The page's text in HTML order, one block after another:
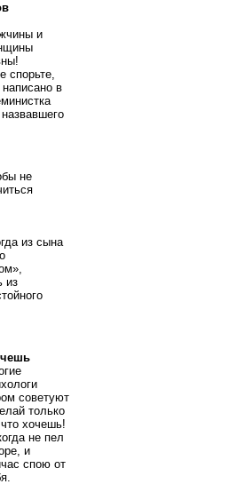
и
спорьте,
написано в
не
из сына
из
советуют
только
хочешь!
не пел
и
спою от